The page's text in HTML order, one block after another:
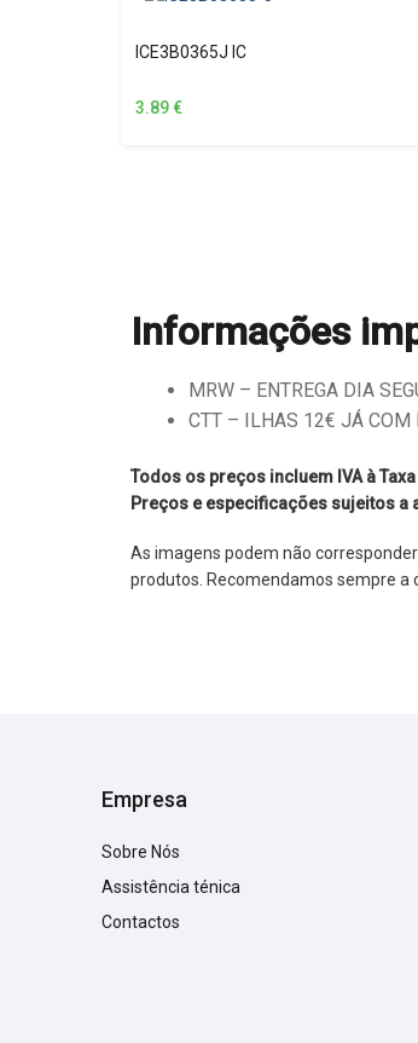
ICE3B0365J IC
3.89€
Informações
MRW – ENTREGA DIA
CTT – ILHAS 12€ JÁ COM
Todos os preços incluem IVA à
Preços e especificações sujeitos a
As imagens podem não
produtos. Recomendamos sempre
Empresa
Sobre Nós
Assistência ténica
Contactos